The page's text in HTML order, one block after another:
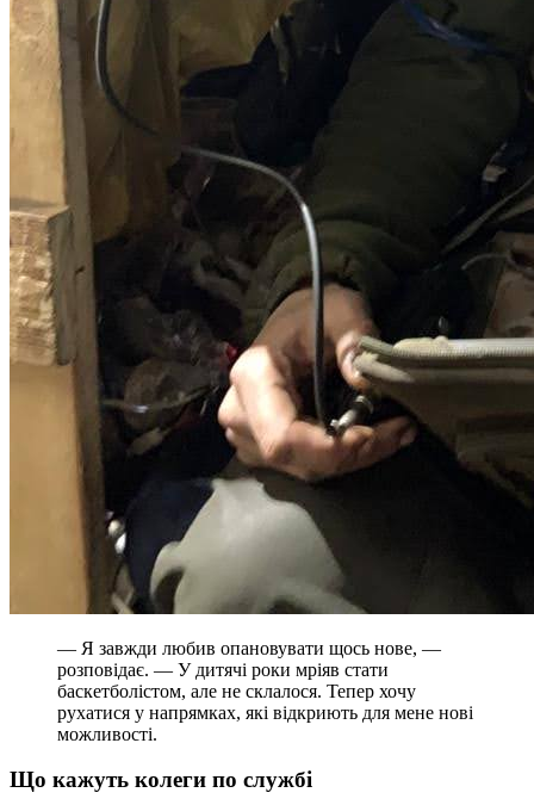
— Я завжди любив опановувати щось нове, —
розповідає. — У дитячі роки мріяв стати
баскетболістом, але не склалося. Тепер хочу
рухатися у напрямках, які відкриють для мене нові
можливості.
Що кажуть колеги по службі